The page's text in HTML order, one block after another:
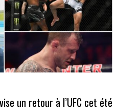
un retour à l’UFC cet été